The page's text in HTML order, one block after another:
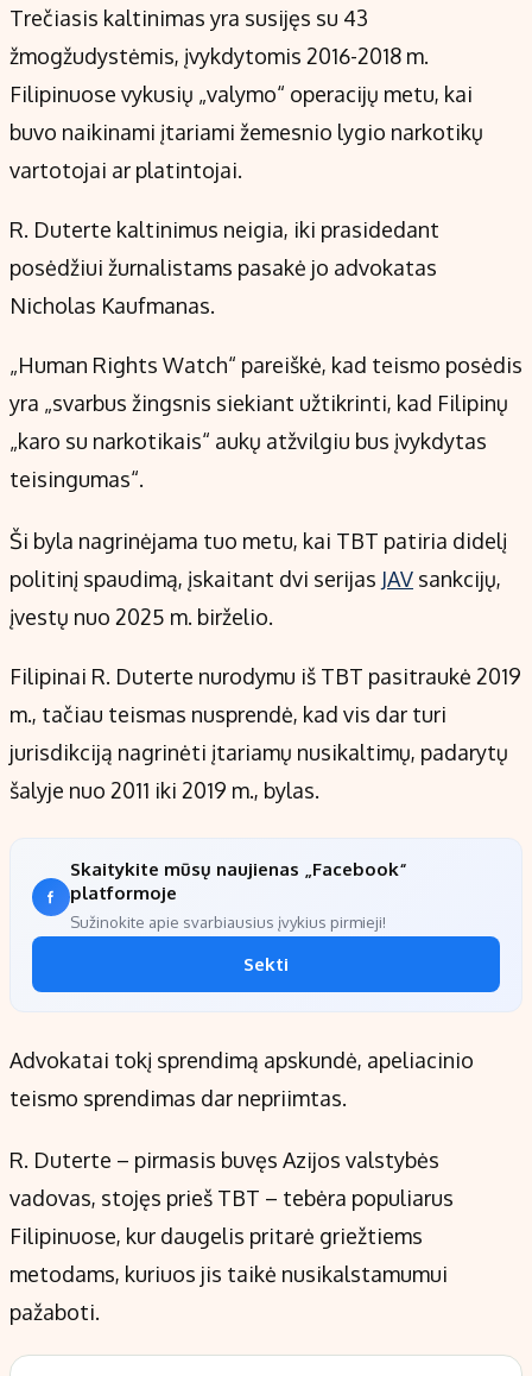
Trečiasis kaltinimas yra susijęs su 43
žmogžudystėmis, įvykdytomis 2016-2018 m.
Filipinuose vykusių „valymo“ operacijų metu, kai
buvo naikinami įtariami žemesnio lygio narkotikų
vartotojai ar platintojai.
R. Duterte kaltinimus neigia, iki prasidedant
posėdžiui žurnalistams pasakė jo advokatas
Nicholas Kaufmanas.
„Human Rights Watch“ pareiškė, kad teismo posėdis
yra „svarbus žingsnis siekiant užtikrinti, kad Filipinų
„karo su narkotikais“ aukų atžvilgiu bus įvykdytas
teisingumas“.
Ši byla nagrinėjama tuo metu, kai TBT patiria didelį
politinį spaudimą, įskaitant dvi serijas JAV sankcijų,
įvestų nuo 2025 m. birželio.
Filipinai R. Duterte nurodymu iš TBT pasitraukė 2019
m., tačiau teismas nusprendė, kad vis dar turi
jurisdikciją nagrinėti įtariamų nusikaltimų, padarytų
šalyje nuo 2011 iki 2019 m., bylas.
Skaitykite mūsų naujienas „Facebook“
platformoje
Sužinokite apie svarbiausius įvykius pirmieji!
Sekti
Advokatai tokį sprendimą apskundė, apeliacinio
teismo sprendimas dar nepriimtas.
R. Duterte – pirmasis buvęs Azijos valstybės
vadovas, stojęs prieš TBT – tebėra populiarus
Filipinuose, kur daugelis pritarė griežtiems
metodams, kuriuos jis taikė nusikalstamumui
pažaboti.